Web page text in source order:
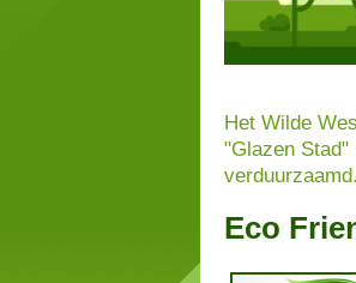
Het Wilde
"Glazen Stad"
Eco